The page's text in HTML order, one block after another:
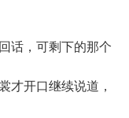
，可剩下的那个
才开口继续说道，